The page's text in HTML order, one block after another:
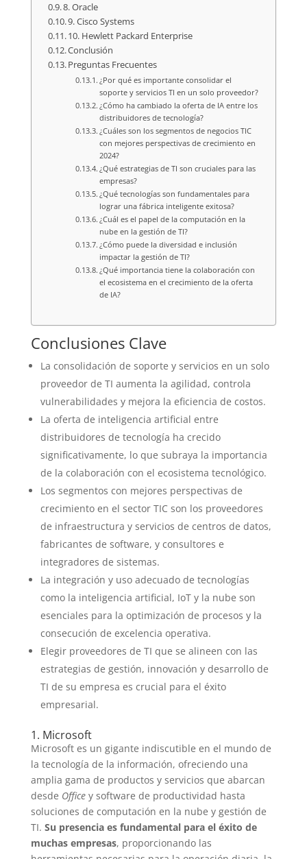
8. Oracle
9. Cisco Systems
10. Hewlett Packard Enterprise
Conclusión
Preguntas Frecuentes
¿Por qué es importante consolidar el
soporte y servicios TI en un solo proveedor?
¿Cómo ha cambiado la oferta de IA entre los
distribuidores de tecnología?
¿Cuáles son los segmentos de negocios TIC
con mejores perspectivas de crecimiento en
2024?
¿Qué estrategias de TI son cruciales para las
empresas?
¿Qué tecnologías son fundamentales para
lograr una fábrica inteligente exitosa?
¿Cuál es el papel de la computación en la
nube en la gestión de TI?
¿Cómo puede la diversidad e inclusión
impactar la gestión de TI?
¿Qué importancia tiene la colaboración con
el ecosistema en el crecimiento de la oferta
de IA?
Conclusiones Clave
La consolidación de soporte y servicios en un solo
proveedor de TI aumenta la agilidad, controla
vulnerabilidades y mejora la eficiencia de costos.
La oferta de inteligencia artificial entre
distribuidores de tecnología ha crecido
significativamente, lo que subraya la importancia
de la colaboración con el ecosistema tecnológico.
Los segmentos con mejores perspectivas de
crecimiento en el sector TIC son los proveedores
de infraestructura y servicios de centros de datos,
fabricantes de software, y consultores e
integradores de sistemas.
La integración y uso adecuado de tecnologías
como la inteligencia artificial, IoT y la nube son
esenciales para la optimización de procesos y la
consecución de excelencia operativa.
Elegir proveedores de TI que se alineen con las
estrategias de gestión, innovación y desarrollo de
TI de su empresa es crucial para el éxito
empresarial.
1. Microsoft
Microsoft es un gigante indiscutible en el mundo de
la tecnología de la información, ofreciendo una
amplia gama de productos y servicios que abarcan
desde Officey software de productividad hasta
soluciones de computación en la nube y gestión de
TI. Su presencia es fundamental para el éxito de
muchas empresas, proporcionando las